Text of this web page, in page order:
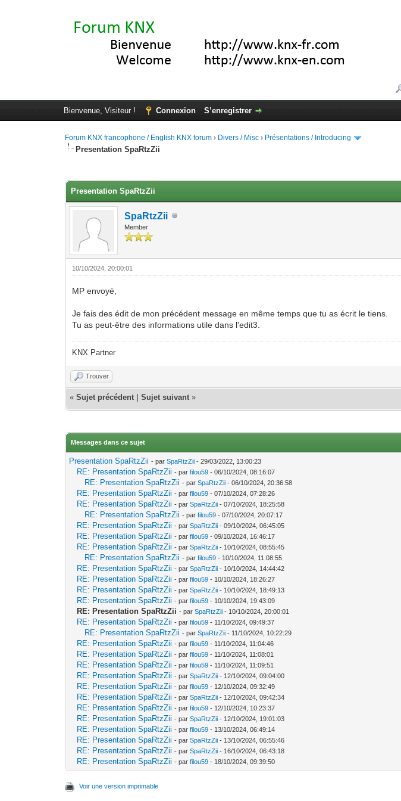
Bienvenue, Visiteur ! Connexion S’enregistrer
Forum KNX francophone / English KNX forum › Divers / Misc › Présentations / Introducing
Presentation SpaRtzZii
Presentation SpaRtzZii
SpaRtzZii
Member
10/10/2024, 20:00:01
MP envoyé,
Je fais des édit de mon précédent message en même temps que tu as écrit le tiens.
Tu as peut-être des informations utile dans l'edit3.
KNX Partner
Trouver
«Sujet précédent |Sujet suivant »
Messages dans ce sujet
Presentation SpaRtzZii - parSpaRtzZii - 29/03/2022, 13:00:23
RE: Presentation SpaRtzZii - parfilou59 - 06/10/2024, 08:16:07
RE: Presentation SpaRtzZii - parSpaRtzZii - 06/10/2024, 20:36:58
RE: Presentation SpaRtzZii - parfilou59 - 07/10/2024, 07:28:26
RE: Presentation SpaRtzZii - parSpaRtzZii - 07/10/2024, 18:25:58
RE: Presentation SpaRtzZii - parfilou59 - 07/10/2024, 20:07:17
RE: Presentation SpaRtzZii - parSpaRtzZii - 09/10/2024, 06:45:05
RE: Presentation SpaRtzZii - parfilou59 - 09/10/2024, 16:46:17
RE: Presentation SpaRtzZii - parSpaRtzZii - 10/10/2024, 08:55:45
RE: Presentation SpaRtzZii - parfilou59 - 10/10/2024, 11:08:55
RE: Presentation SpaRtzZii - parSpaRtzZii - 10/10/2024, 14:44:42
RE: Presentation SpaRtzZii - parfilou59 - 10/10/2024, 18:26:27
RE: Presentation SpaRtzZii - parSpaRtzZii - 10/10/2024, 18:49:13
RE: Presentation SpaRtzZii - parfilou59 - 10/10/2024, 19:43:09
RE: Presentation SpaRtzZii - parSpaRtzZii - 10/10/2024, 20:00:01
RE: Presentation SpaRtzZii - parfilou59 - 11/10/2024, 09:49:37
RE: Presentation SpaRtzZii - parSpaRtzZii - 11/10/2024, 10:22:29
RE: Presentation SpaRtzZii - parfilou59 - 11/10/2024, 11:04:46
RE: Presentation SpaRtzZii - parfilou59 - 11/10/2024, 11:08:01
RE: Presentation SpaRtzZii - parfilou59 - 11/10/2024, 11:09:51
RE: Presentation SpaRtzZii - parSpaRtzZii - 12/10/2024, 09:04:00
RE: Presentation SpaRtzZii - parfilou59 - 12/10/2024, 09:32:49
RE: Presentation SpaRtzZii - parSpaRtzZii - 12/10/2024, 09:42:34
RE: Presentation SpaRtzZii - parfilou59 - 12/10/2024, 10:23:37
RE: Presentation SpaRtzZii - parSpaRtzZii - 12/10/2024, 19:01:03
RE: Presentation SpaRtzZii - parfilou59 - 13/10/2024, 06:49:14
RE: Presentation SpaRtzZii - parSpaRtzZii - 13/10/2024, 06:55:46
RE: Presentation SpaRtzZii - parSpaRtzZii - 16/10/2024, 06:43:18
RE: Presentation SpaRtzZii - parfilou59 - 18/10/2024, 09:39:50
Voir une version imprimable